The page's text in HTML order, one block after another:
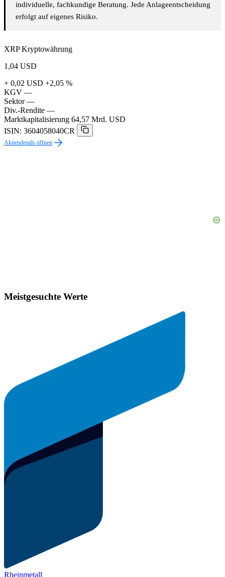
individuelle, fachkundige Beratung. Jede Anlageentscheidung
erfolgt auf eigenes Risiko.
XRP Kryptowährung
1,04 USD
+ 0,02 USD +2,05 %
KGV —
Sektor —
Div.-Rendite —
Marktkapitalisierung 64,57 Mrd. USD
ISIN: 3604058040CR
Aktiendetails öffnen
Meistgesuchte Werte
Rheinmetall